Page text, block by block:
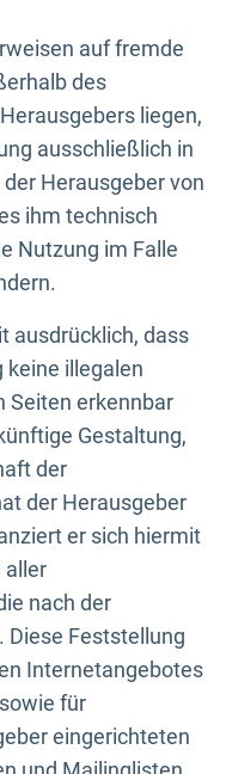
auf fremde
des
liegen,
ausschließlich in
Herausgeber von
ihm technisch
Nutzung im Falle
ausdrücklich, dass
illegalen
Seiten erkennbar
Gestaltung,
der
der Herausgeber
er sich hiermit
aller
nach der
Diese Feststellung
Internetangebotes
für
eingerichteten